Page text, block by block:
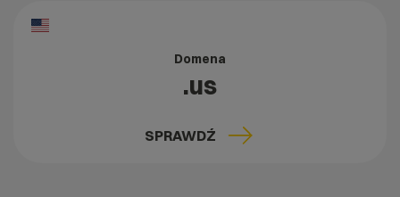
Domena
.us
SPRAWDŹ